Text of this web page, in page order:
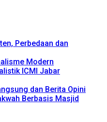
Perbedaan dan
Modern
ICMI Jabar
dan Berita Opini
Berbasis Masjid